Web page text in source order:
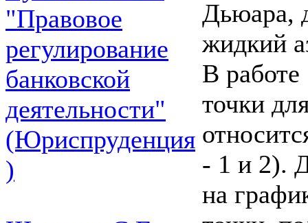
"Правовое
регулирование
банковской
деятельности"
(Юриспруденция
)
Дьюара,
жидкий
В
точки
- 1 и 2).
на